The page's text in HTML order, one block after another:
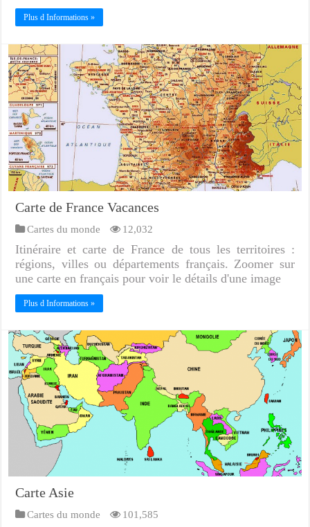
Plus d Informations »
Carte de France Vacances
Cartes du monde 12,032
Itinéraire et carte de France de tous les territoires :
régions, villes ou départements français. Zoomer sur
une carte en français pour voir le détails d'une image
Plus d Informations »
Carte Asie
Cartes du monde 101,585